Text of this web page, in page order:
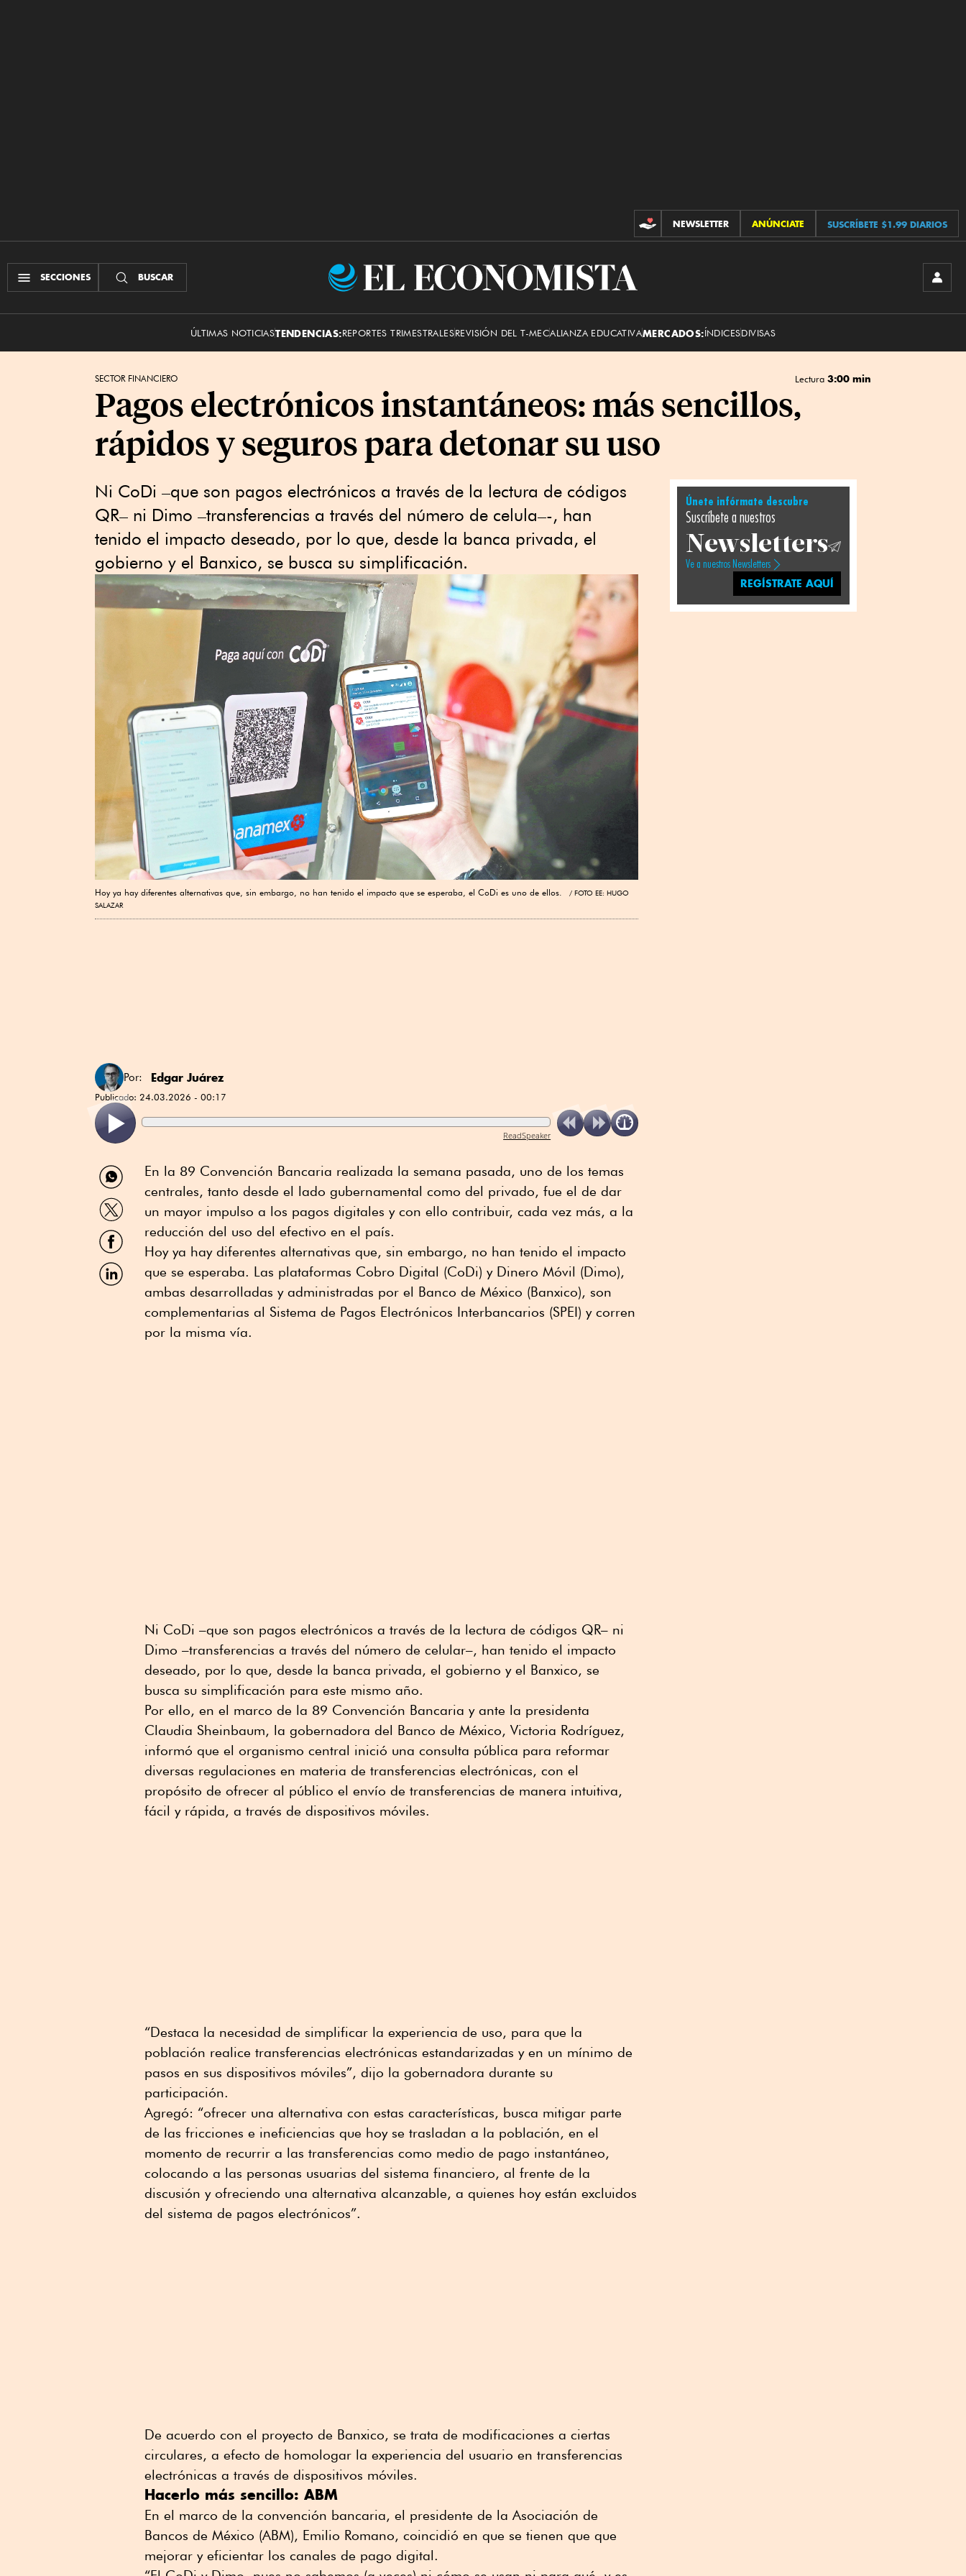
CONTRIBUCIONES
NEWSLETTER ANÚNCIATE SUSCRÍBETE $1.99 DIARIOS
SECCIONES BUSCAR
El
ÚLTIMAS NOTICIASTENDENCIAS:REPORTES TRIMESTRALESREVISIÓN DEL T-MECALIANZA EDUCATIVAMERCADOS:ÍNDICESDIVISAS
SECTOR FINANCIERO Lectura 3:00 min
Pagos electrónicos instantáneos: más sencillos,
rápidos y seguros para detonar su uso
Ni CoDi –que son pagos electrónicos a través de la lectura de códigos
QR– ni Dimo –transferencias a través del número de celula–-, han
tenido el impacto deseado, por lo que, desde la banca privada, el
gobierno y el Banxico, se busca su simplificación.
Hoy ya hay diferentes alternativas que, sin embargo, no han tenido el impacto que se esperaba, el CoDi es uno de ellos.
FOTO EE: HUGO
SALAZAR
Por: Edgar Juárez
Publicado: 24.03.2026 - 00:17
ReadSpeaker
Compartir
por
WhatsApp
Compartir
por
Twitter
Compartir
por
Facebook
Compartir
por
En la 89 Convención Bancaria realizada la semana pasada, uno de los temas
centrales, tanto desde el lado gubernamental como del privado, fue el de dar
un mayor impulso a los pagos digitales y con ello contribuir, cada vez más, a la
reducción del uso del efectivo en el país.
Hoy ya hay diferentes alternativas que, sin embargo, no han tenido el impacto
que se esperaba. Las plataformas Cobro Digital (CoDi) y Dinero Móvil (Dimo),
ambas desarrolladas y administradas por el Banco de México (Banxico), son
complementarias al Sistema de Pagos Electrónicos Interbancarios (SPEI) y corren
por la misma vía.
Ni CoDi –que son pagos electrónicos a través de la lectura de códigos QR– ni
Dimo –transferencias a través del número de celular–, han tenido el impacto
deseado, por lo que, desde la banca privada, el gobierno y el Banxico, se
busca su simplificación para este mismo año.
Por ello, en el marco de la 89 Convención Bancaria y ante la presidenta
Claudia Sheinbaum, la gobernadora del Banco de México, Victoria Rodríguez,
informó que el organismo central inició una consulta pública para reformar
diversas regulaciones en materia de transferencias electrónicas, con el
propósito de ofrecer al público el envío de transferencias de manera intuitiva,
fácil y rápida, a través de dispositivos móviles.
“Destaca la necesidad de simplificar la experiencia de uso, para que la
población realice transferencias electrónicas estandarizadas y en un mínimo de
pasos en sus dispositivos móviles”, dijo la gobernadora durante su
participación.
Agregó: “ofrecer una alternativa con estas características, busca mitigar parte
de las fricciones e ineficiencias que hoy se trasladan a la población, en el
momento de recurrir a las transferencias como medio de pago instantáneo,
colocando a las personas usuarias del sistema financiero, al frente de la
discusión y ofreciendo una alternativa alcanzable, a quienes hoy están excluidos
del sistema de pagos electrónicos”.
De acuerdo con el proyecto de Banxico, se trata de modificaciones a ciertas
circulares, a efecto de homologar la experiencia del usuario en transferencias
electrónicas a través de dispositivos móviles.
Hacerlo más sencillo: ABM
En el marco de la convención bancaria, el presidente de la Asociación de
Bancos de México (ABM), Emilio Romano, coincidió en que se tienen que que
mejorar y eficientar los canales de pago digital.
Únete infórmate descubre
Suscríbete a nuestros
Newsletters
Ve a nuestros Newsletters
REGÍSTRATE AQUÍ